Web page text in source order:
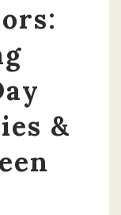
&